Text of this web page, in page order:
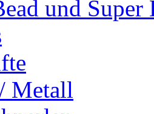
und Super
Metall